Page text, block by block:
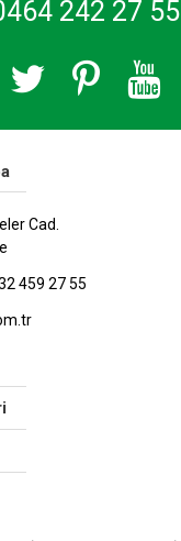
242 27 55
Cad.
459 27 55